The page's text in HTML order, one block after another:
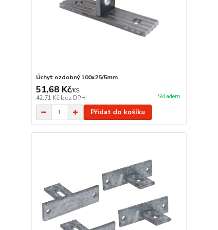
Úchyt ozdobný 100x25/5mm
51,68 Kč/KS
42,71 Kč bez DPH Skladem
Přidat do košíku